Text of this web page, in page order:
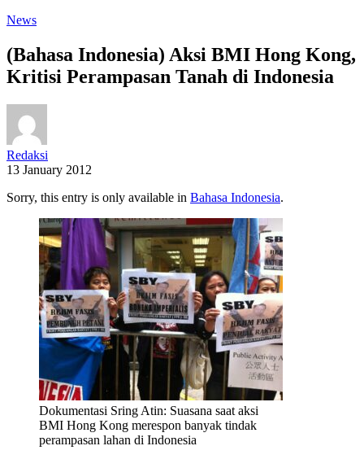
News
(Bahasa Indonesia) Aksi BMI Hong Kong,
Kritisi Perampasan Tanah di Indonesia
Redaksi
13 January 2012
Sorry, this entry is only available in Bahasa Indonesia.
Dokumentasi Sring Atin: Suasana saat aksi
BMI Hong Kong merespon banyak tindak
perampasan lahan di Indonesia